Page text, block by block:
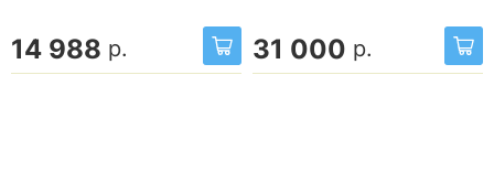
14 988 р. 31 000 р.